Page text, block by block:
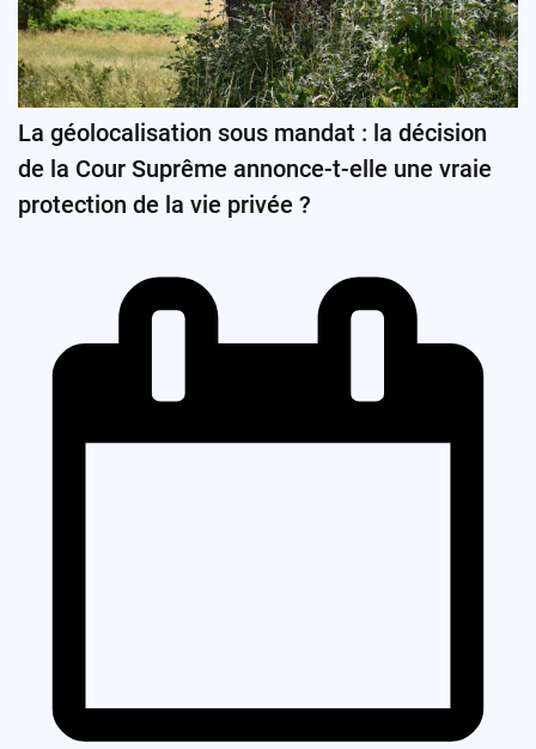
La géolocalisation sous mandat : la décision
de la Cour Suprême annonce-t-elle une vraie
protection de la vie privée ?